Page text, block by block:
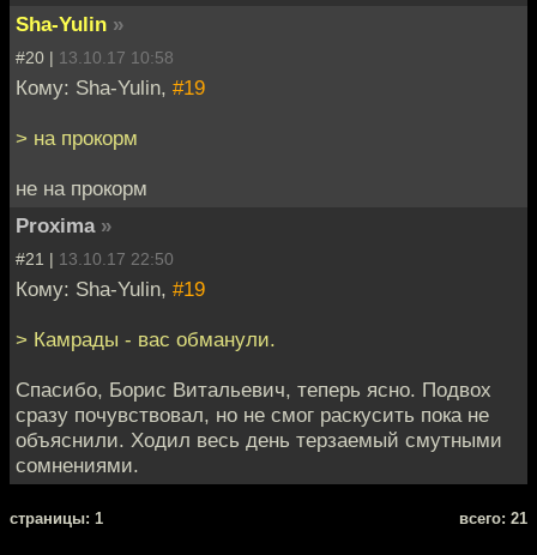
Sha-Yulin »
#20 | 13.10.17 10:58
Кому: Sha-Yulin, #19
> на прокорм
не на прокорм
Proxima »
#21 | 13.10.17 22:50
Кому: Sha-Yulin, #19
> Камрады - вас обманули.
Спасибо, Борис Витальевич, теперь ясно. Подвох
сразу почувствовал, но не смог раскусить пока не
объяснили. Ходил весь день терзаемый смутными
сомнениями.
cтраницы: 1 всего: 21